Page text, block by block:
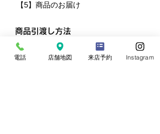
【5】商品のお届け
商品引渡し方法
配送業者よりお届けさせていただきま
す
電話 店舗地図 来店予約 Instagram